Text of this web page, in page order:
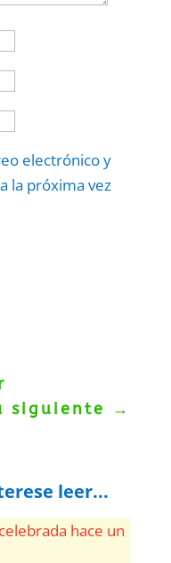
electrónico y
la próxima vez
siguiente
→
leer...